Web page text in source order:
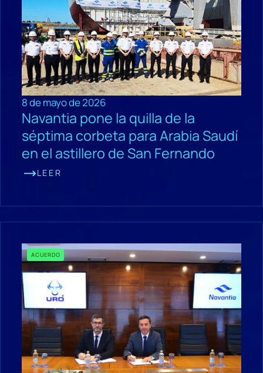
8 de mayo de 2026
Navantia pone la quilla de la
séptima corbeta para Arabia Saudí
en el astillero de San Fernando
LEER
ACUERDO